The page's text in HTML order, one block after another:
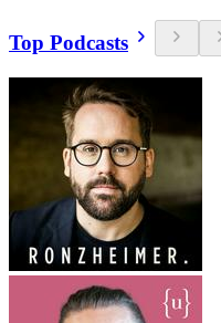
Top Podcasts